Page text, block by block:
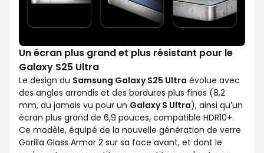
Un écran plus grand et plus résistant pour le
Galaxy S25 Ultra
Le design du Samsung Galaxy S25 Ultra évolue avec
des angles arrondis et des bordures plus fines (8,2
mm, du jamais vu pour un Galaxy S Ultra), ainsi qu’un
écran plus grand de 6,9 pouces, compatible HDR10+.
Ce modèle, équipé de la nouvelle génération de verre
Gorilla Glass Armor 2 sur sa face avant, et dont le